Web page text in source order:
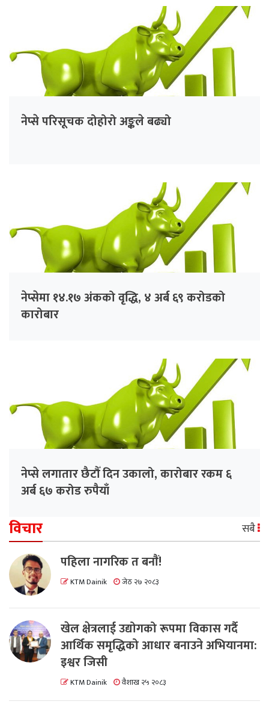
नेप्से परिसूचक दोहोरो अङ्कले बढ्यो
नेप्सेमा १४.१७ अंकको वृद्धि, ४ अर्ब ६९ करोडको
कारोबार
नेप्से लगातार छैटौँ दिन उकालो, कारोबार रकम ६
अर्ब ६७ करोड रुपैयाँ
विचार सबै
पहिला नागरिक त बनाैं!
KTM Dainik जेठ २७ २०८३
खेल क्षेत्रलाई उद्योगको रूपमा विकास गर्दै
आर्थिक समृद्धिको आधार बनाउने अभियानमा:
इश्वर जिसी
KTM Dainik वैशाख २५ २०८३